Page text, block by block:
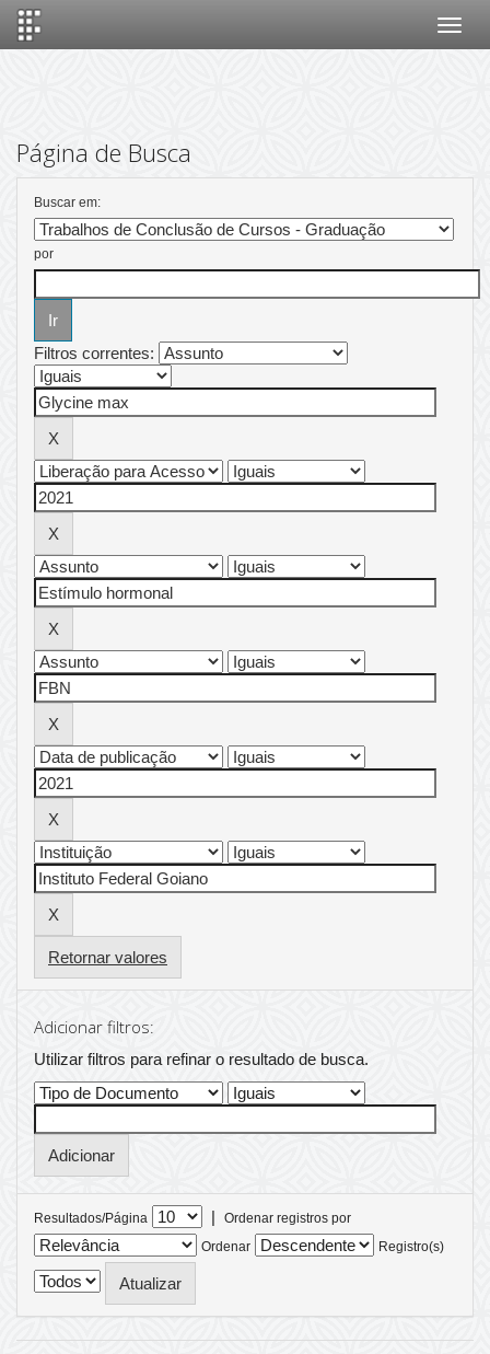
Página de Busca
Buscar em:
por
Filtros correntes:
Retornar valores
Adicionar filtros:
Utilizar filtros para refinar o resultado de busca.
Resultados/Página |
Ordenar registros por
Ordenar
Registro(s)